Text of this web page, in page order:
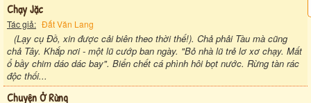
Chạy Jặc
Tác giả: Đất Văn Lang
(Lạy cụ Đồ, xin được cải biên theo thời thế!). Chả phải Tàu mà cũng
chả Tây. Khắp nơi - một lũ cướp ban ngày. "Bỏ nhà lũ trẻ lơ xơ chạy. Mất
ổ bầy chim dáo dác bay". Biển chết cá phình hôi bọt nước. Rừng tàn rác
độc thối...
Chuyện Ở Rừng